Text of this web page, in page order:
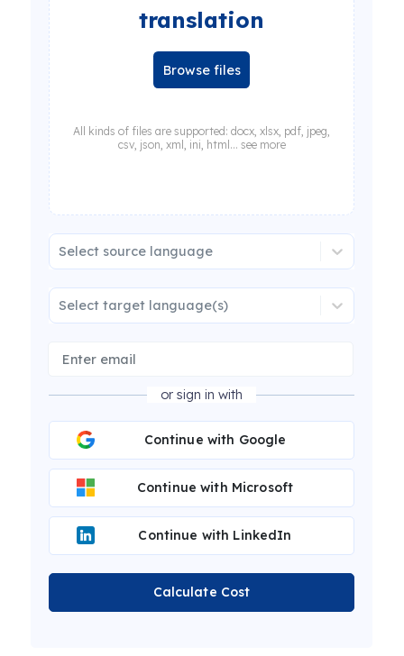
translation
Browse files
All kinds of files are supported: docx, xlsx, pdf, jpeg,
csv, json, xml, ini, html... see more
Select source language
Select target language(s)
or sign in with
Continue with Google
Continue with Microsoft
Continue with LinkedIn
Calculate Cost